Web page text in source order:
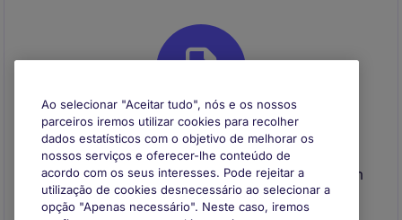
Envie o seu CV
Envie o seu CV para se registar e entraremos em
contacto consigo quando surgir uma
Ao selecionar "Aceitar tudo", nós e os nossos
parceiros iremos utilizar cookies para recolher
dados estatísticos com o objetivo de melhorar os
nossos serviços e oferecer-lhe conteúdo de
acordo com os seus interesses. Pode rejeitar a
utilização de cookies desnecessário ao selecionar a
opção "Apenas necessário". Neste caso, iremos